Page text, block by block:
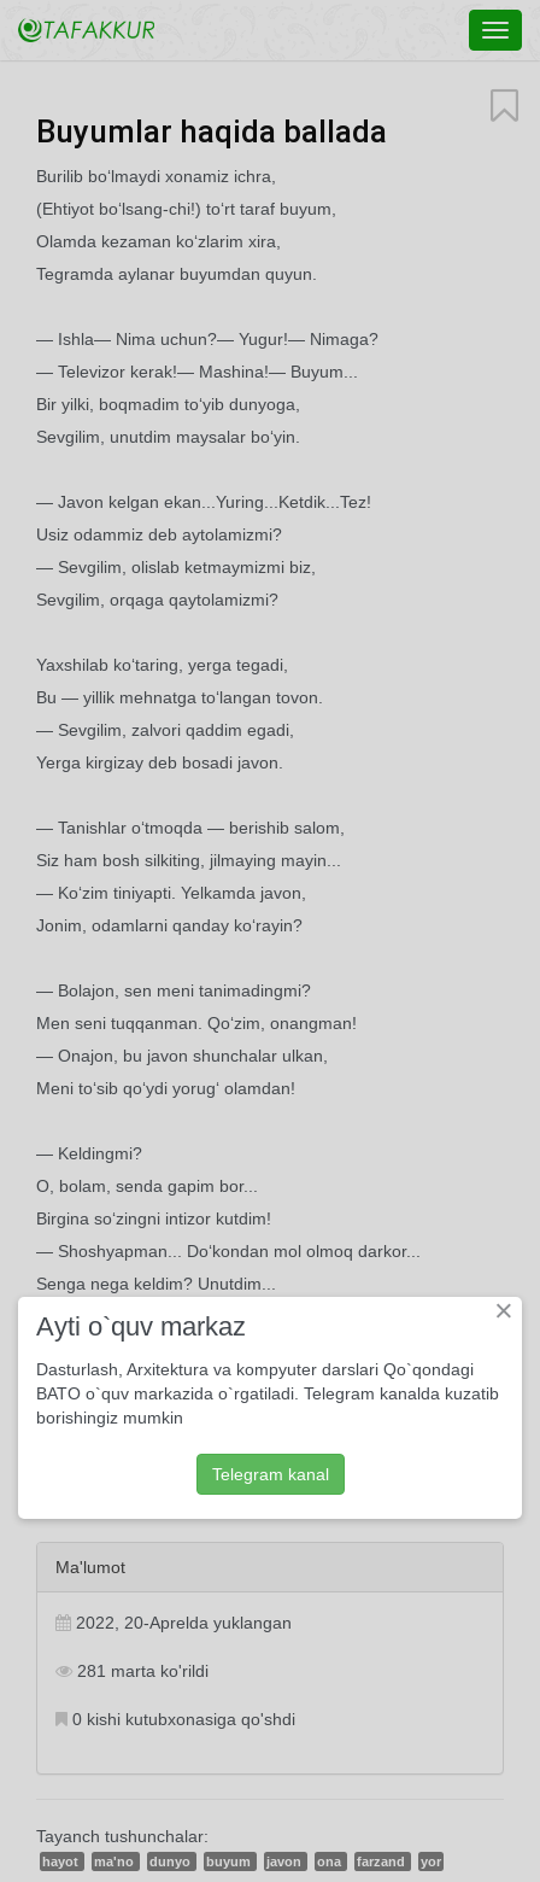
Buyumlar haqida ballada
Burilib bo‘lmaydi xonamiz ichra,
(Ehtiyot bo‘lsang-chi!) to‘rt taraf buyum,
Olamda kezaman ko‘zlarim xira,
Tegramda aylanar buyumdan quyun.
— Ishla— Nima uchun?— Yugur!— Nimaga?
— Televizor kerak!— Mashina!— Buyum...
Bir yilki, boqmadim to‘yib dunyoga,
Sevgilim, unutdim maysalar bo‘yin.
— Javon kelgan ekan...Yuring...Ketdik...Tez!
Usiz odammiz deb aytolamizmi?
— Sevgilim, olislab ketmaymizmi biz,
Sevgilim, orqaga qaytolamizmi?
Yaxshilab ko‘taring, yerga tegadi,
Bu — yillik mehnatga to‘langan tovon.
— Sevgilim, zalvori qaddim egadi,
Yerga kirgizay deb bosadi javon.
— Tanishlar o‘tmoqda — berishib salom,
Siz ham bosh silkiting, jilmaying mayin...
— Ko‘zim tiniyapti. Yelkamda javon,
Jonim, odamlarni qanday ko‘rayin?
— Bolajon, sen meni tanimadingmi?
Men seni tuqqanman. Qo‘zim, onangman!
— Onajon, bu javon shunchalar ulkan,
Meni to‘sib qo‘ydi yorug‘ olamdan!
— Keldingmi?
O, bolam, senda gapim bor...
Birgina so‘zingni intizor kutdim!
— Shoshyapman... Do‘kondan mol olmoq darkor...
Senga nega keldim? Unutdim...
Ma'lumot
2022, 20-Aprelda yuklangan
281 marta ko'rildi
0 kishi kutubxonasiga qo'shdi
Tayanch tushunchalar:
hayot ma'no dunyo buyum javon ona farzand yor
×
Ayti o`quv markaz
Dasturlash, Arxitektura va kompyuter darslari Qo`qondagi
BATO o`quv markazida o`rgatiladi. Telegram kanalda kuzatib
borishingiz mumkin
Telegram kanal